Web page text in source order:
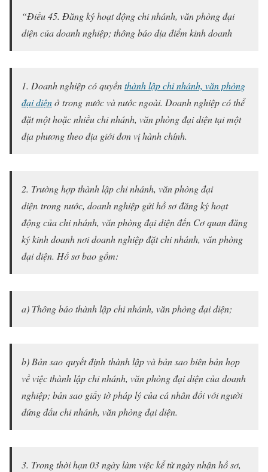
“Điều 45. Đăng ký hoạt động chi nhánh, văn phòng đại
diện của doanh nghiệp; thông báo địa điểm kinh doanh
1. Doanh nghiệp có quyềnthành lập chi nhánh, văn phòng
đại diệnở trong nước và nước ngoài. Doanh nghiệp có thể
đặt một hoặc nhiều chi nhánh, văn phòng đại diện tại một
địa phương theo địa giới đơn vị hành chính.
2. Trường hợp thành lập chi nhánh, văn phòng đại
diện trong nước, doanh nghiệp gửi hồ sơ đăng ký hoạt
động của chi nhánh, văn phòng đại diện đến Cơ quan đăng
ký kinh doanh nơi doanh nghiệp đặt chi nhánh, văn phòng
đại diện. Hồ sơ bao gồm:
a) Thông báo thành lập chi nhánh, văn phòng đại diện;
b) Bản sao quyết định thành lập và bản sao biên bản họp
về việc thành lập chi nhánh, văn phòng đại diện của doanh
nghiệp; bản sao giấy tờ pháp lý của cá nhân đối với người
đứng đầu chi nhánh, văn phòng đại diện.
3. Trong thời hạn 03 ngày làm việc kể từ ngày nhận hồ sơ,